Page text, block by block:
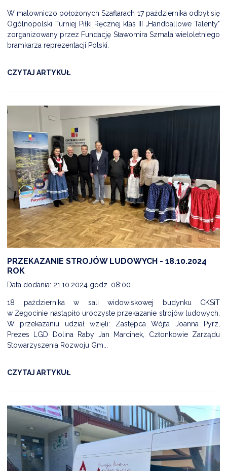
W malowniczo położonych Szaflarach 17 października odbył się
Ogólnopolski Turniej Piłki Ręcznej klas III „Handballowe Talenty"
zorganizowany przez Fundację Sławomira Szmala wieloletniego
bramkarza reprezentacji Polski.
CZYTAJ ARTYKUŁ
PRZEKAZANIE STROJÓW LUDOWYCH - 18.10.2024
ROK
Data dodania: 21.10.2024 godz. 08:00
18 października w sali widowiskowej budynku CKSiT
w Żegocinie nastąpiło uroczyste przekazanie strojów ludowych.
W przekazaniu udział wzięli: Zastępca Wójta Joanna Pyrz,
Prezes LGD Dolina Raby Jan Marcinek, Członkowie Zarządu
Stowarzyszenia Rozwoju Gm...
CZYTAJ ARTYKUŁ